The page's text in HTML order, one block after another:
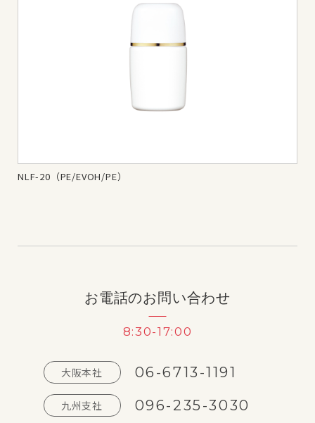
NLF-20（PE/EVOH/PE）
お電話のお問い合わせ
8:30-17:00
大阪本社 06-6713-1191
九州支社 096-235-3030